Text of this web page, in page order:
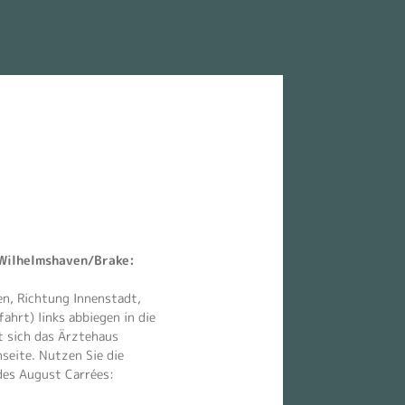
Brake:
Richtung Innenstadt,
links abbiegen in die
sich das Ärztehaus
Nutzen Sie die
August Carrées: